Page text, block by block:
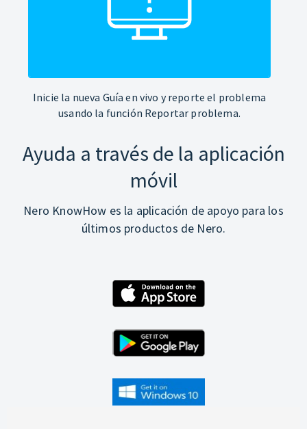
Inicie la nueva Guía en vivo y reporte el problema
usando la función Reportar problema.
Ayuda a través de la aplicación
móvil
Nero KnowHow es la aplicación de apoyo para los
últimos productos de Nero.